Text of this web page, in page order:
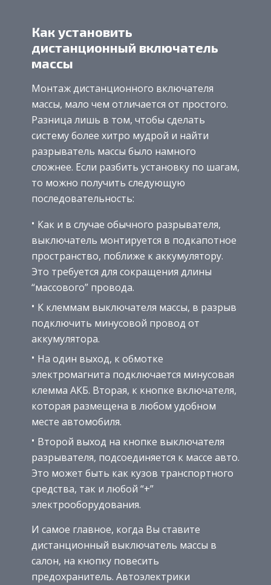
Как установить
дистанционный включатель
массы
Монтаж дистанционного включателя
массы, мало чем отличается от простого.
Разница лишь в том, чтобы сделать
систему более хитро мудрой и найти
разрыватель массы было намного
сложнее. Если разбить установку по шагам,
то можно получить следующую
последовательность:
Как и в случае обычного разрывателя,
выключатель монтируется в подкапотное
пространство, поближе к аккумулятору.
Это требуется для сокращения длины
“массового” провода.
К клеммам выключателя массы, в разрыв
подключить минусовой провод от
аккумулятора.
На один выход, к обмотке
электромагнита подключается минусовая
клемма АКБ. Вторая, к кнопке включателя,
которая размещена в любом удобном
месте автомобиля.
Второй выход на кнопке выключателя
разрывателя, подсоединяется к массе авто.
Это может быть как кузов транспортного
средства, так и любой “+”
электрооборудования.
И самое главное, когда Вы ставите
дистанционный выключатель массы в
салон, на кнопку повесить
предохранитель. Автоэлектрики